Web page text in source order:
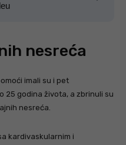
nesreća
imali su i pet
25 godina života, a zbrinuli su
nesreća.
kardivaskularnim i